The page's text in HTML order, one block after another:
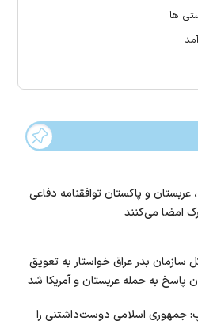
عربستان و پاکستان توافقنامه دفاعی
امضا می‌کنند
سازمان بدر عراق خواستار به تعویق
پاسخ به حمله عربستان و آمریکا شد
جمهوری اسلامی دوست‌داشتنی را